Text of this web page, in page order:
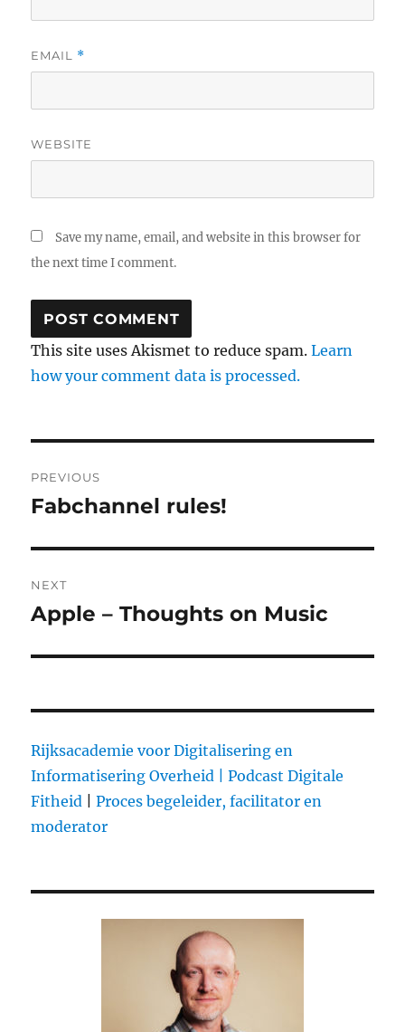
EMAIL *
WEBSITE
Save my name, email, and website in this browser for
the next time I comment.
This site uses Akismet to reduce spam.Learn
how your comment data is processed.
navigation
PREVIOUS
Previous
Fabchannel rules!
NEXT
Next
Apple – Thoughts on Music
Rijksacademie voor Digitalisering en
Informatisering Overheid |
Podcast Digitale
Fitheid |Proces begeleider, facilitator en
moderator